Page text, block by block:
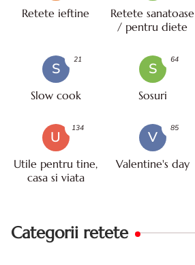
Retete ieftine
Retete sanatoase
/ pentru diete
S
Slow cook
21
S
Sosuri
64
U
Utile pentru tine,
casa si viata
134
V
Valentine's day
85
Categorii retete